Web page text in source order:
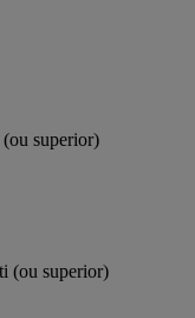
superior)
(ou superior)